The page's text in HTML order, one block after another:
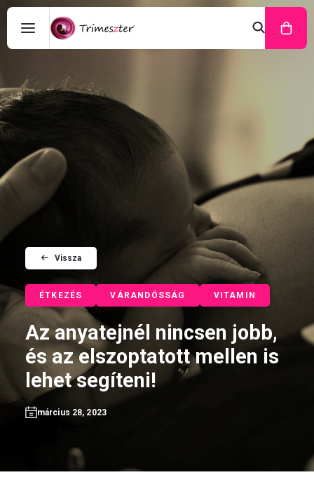
HU
Kövess
minket!
Vissza
ÉTKEZÉS VÁRANDÓSSÁG VITAMIN
Az anyatejnél nincsen jobb,
és az elszoptatott mellen is
lehet segíteni!
március 28, 2023